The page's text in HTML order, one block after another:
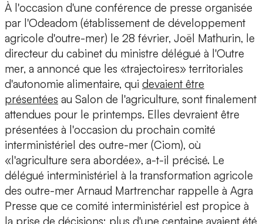
À l'occasion d'une conférence de presse organisée
par l'Odeadom (établissement de développement
agricole d'outre-mer) le 28 février, Joël Mathurin, le
directeur du cabinet du ministre délégué à l'Outre
mer, a annoncé que les «trajectoires» territoriales
d'autonomie alimentaire, qui devaient être
présentées au Salon de l'agriculture, sont finalement
attendues pour le printemps. Elles devraient être
présentées à l'occasion du prochain comité
interministériel des outre-mer (Ciom), où
«l'agriculture sera abordée», a-t-il précisé. Le
délégué interministériel à la transformation agricole
des outre-mer Arnaud Martrenchar rappelle à Agra
Presse que ce comité interministériel est propice à
la prise de décisions; plus d'une centaine avaient été